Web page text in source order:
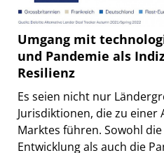
Umgang mit
und Pandemie als
Resilienz
Es seien nicht nur
Jurisdiktionen, die zu einer
Marktes führen. Sowohl
Entwicklung als auch die